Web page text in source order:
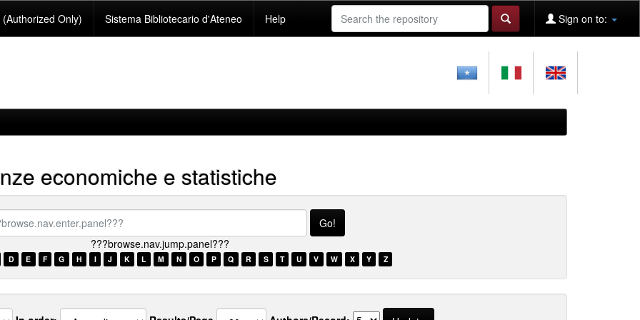
Only) Sistema Bibliotecario d'Ateneo Help Sign on to:
economiche e statistiche
???browse.nav.jump.panel???
D E F G H I J K L M N O P Q R S T U V W X Y Z